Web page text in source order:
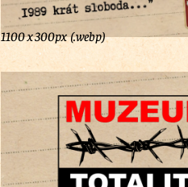
1100 x 300px (.webp)